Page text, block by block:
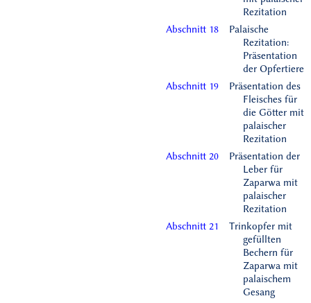
Rezitation
Abschnitt 18
Palaische
Rezitation:
Präsentation
der Opfertiere
Abschnitt 19
Präsentation des
Fleisches für
die Götter mit
palaischer
Rezitation
Abschnitt 20
Präsentation der
Leber für
Zaparwa mit
palaischer
Rezitation
Abschnitt 21
Trinkopfer mit
gefüllten
Bechern für
Zaparwa mit
palaischem
Gesang